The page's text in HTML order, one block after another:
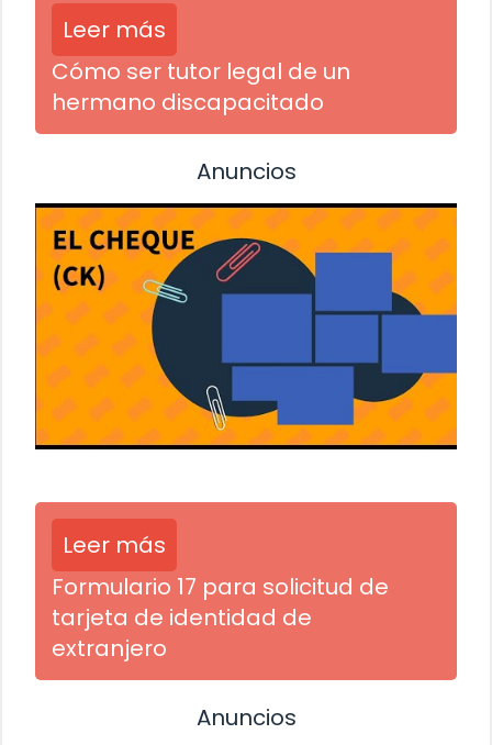
Leer más
Cómo ser tutor legal de un
hermano discapacitado
Anuncios
Leer más
Formulario 17 para solicitud de
tarjeta de identidad de
extranjero
Anuncios